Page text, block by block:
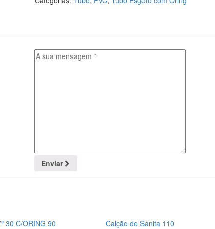
Enviar
30 C/ORING 90 Calção de Sanita 110